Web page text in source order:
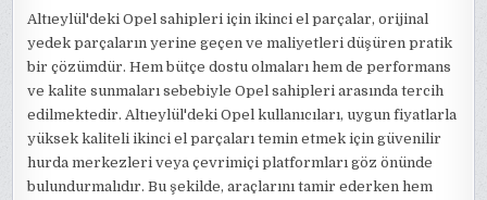
Altıeylül'deki Opel sahipleri için ikinci el parçalar, orijinal
yedek parçaların yerine geçen ve maliyetleri düşüren pratik
bir çözümdür. Hem bütçe dostu olmaları hem de performans
ve kalite sunmaları sebebiyle Opel sahipleri arasında tercih
edilmektedir. Altıeylül'deki Opel kullanıcıları, uygun fiyatlarla
yüksek kaliteli ikinci el parçaları temin etmek için güvenilir
hurda merkezleri veya çevrimiçi platformları göz önünde
bulundurmalıdır. Bu şekilde, araçlarını tamir ederken hem